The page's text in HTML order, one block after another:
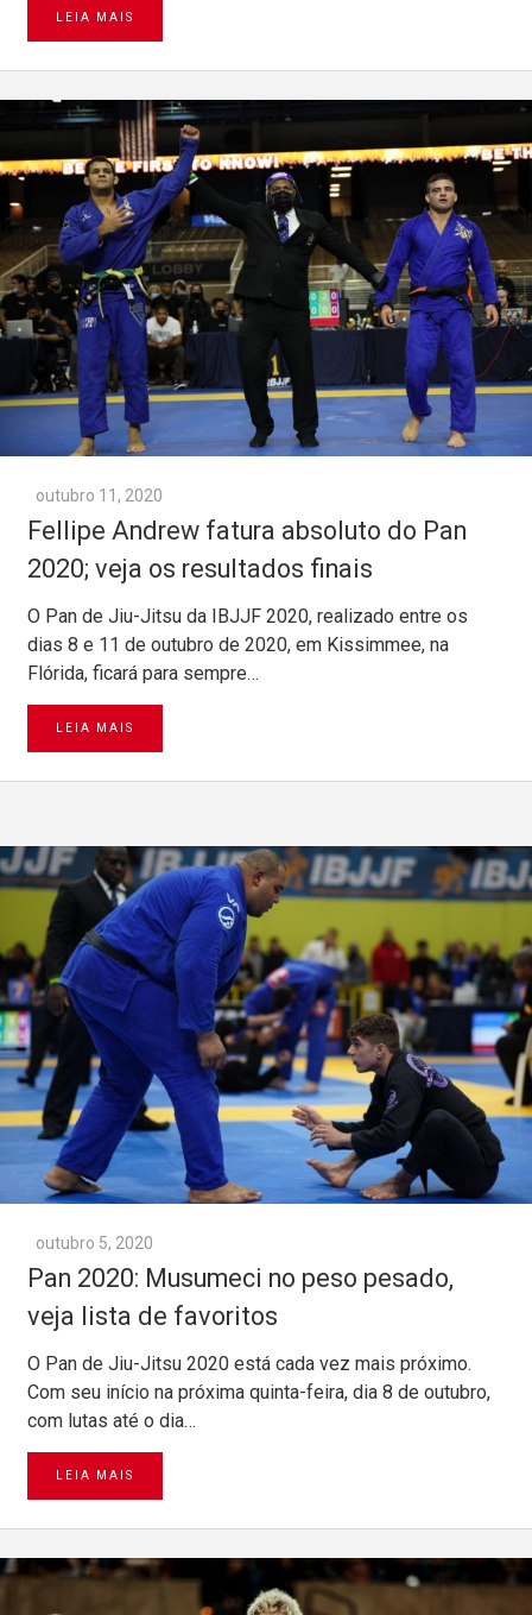
LEIA MAIS
outubro 11, 2020
Fellipe Andrew fatura absoluto do Pan
2020; veja os resultados finais
O Pan de Jiu-Jitsu da IBJJF 2020, realizado entre os
dias 8 e 11 de outubro de 2020, em Kissimmee, na
Flórida, ficará para sempre…
LEIA MAIS
outubro 5, 2020
Pan 2020: Musumeci no peso pesado,
veja lista de favoritos
O Pan de Jiu-Jitsu 2020 está cada vez mais próximo.
Com seu início na próxima quinta-feira, dia 8 de outubro,
com lutas até o dia…
LEIA MAIS